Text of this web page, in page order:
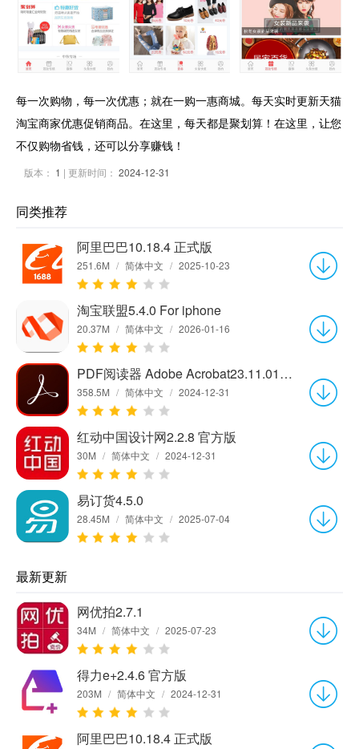
每一次购物，每一次优惠；就在一购一惠商城。每天实时更新天猫
淘宝商家优惠促销商品。在这里，每天都是聚划算！在这里，让您
不仅购物省钱，还可以分享赚钱！
版本： 1 | 更新时间： 2024-12-31
同类推荐
阿里巴巴10.18.4 正式版
251.6M / 简体中文 / 2025-10-23
淘宝联盟5.4.0 For iphone
20.37M / 简体中文 / 2026-01-16
PDF阅读器 Adobe Acrobat23.11.01最新版
358.5M / 简体中文 / 2024-12-31
红动中国设计网2.2.8 官方版
30M / 简体中文 / 2024-12-31
易订货4.5.0
28.45M / 简体中文 / 2025-07-04
最新更新
网优拍2.7.1
34M / 简体中文 / 2025-07-23
得力e+2.4.6 官方版
203M / 简体中文 / 2024-12-31
阿里巴巴10.18.4 正式版